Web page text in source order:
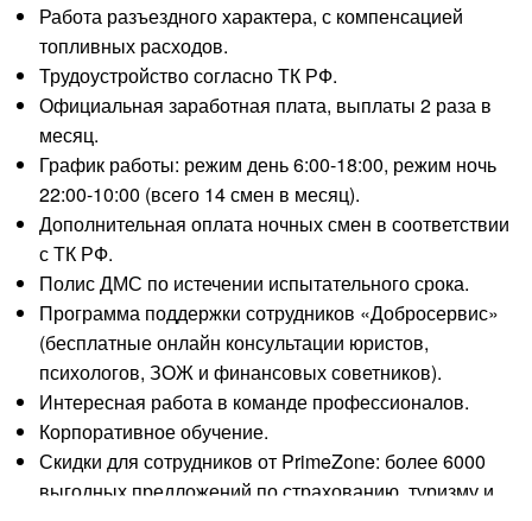
Работа разъездного характера, с компенсацией
топливных расходов.
Трудоустройство согласно ТК РФ.
Официальная заработная плата, выплаты 2 раза в
месяц.
График работы: режим день 6:00-18:00, режим ночь
22:00-10:00 (всего 14 смен в месяц).
Дополнительная оплата ночных смен в соответствии
с ТК РФ.
Полис ДМС по истечении испытательного срока.
Программа поддержки сотрудников «Добросервис»
(бесплатные онлайн консультации юристов,
психологов, ЗОЖ и финансовых советников).
Интересная работа в команде профессионалов.
Корпоративное обучение.
Скидки для сотрудников от PrimeZone: более 6000
выгодных предложений по страхованию, туризму и